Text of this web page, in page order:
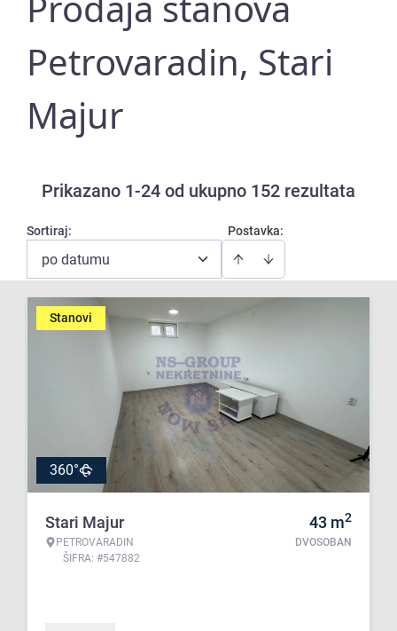
Petrovaradin, Stari
Majur
Prikazano 1-24 od ukupno 152 rezultata
Postavka:
Sortiraj:
po datumu
Stanovi
360°
Stari Majur
PETROVARADIN
ŠIFRA: #547882
43 m2
DVOSOBAN